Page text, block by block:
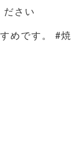
ださい
めです。 #焼